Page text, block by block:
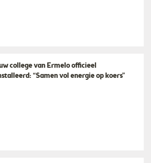
college van Ermelo officieel
“Samen vol energie op koers”